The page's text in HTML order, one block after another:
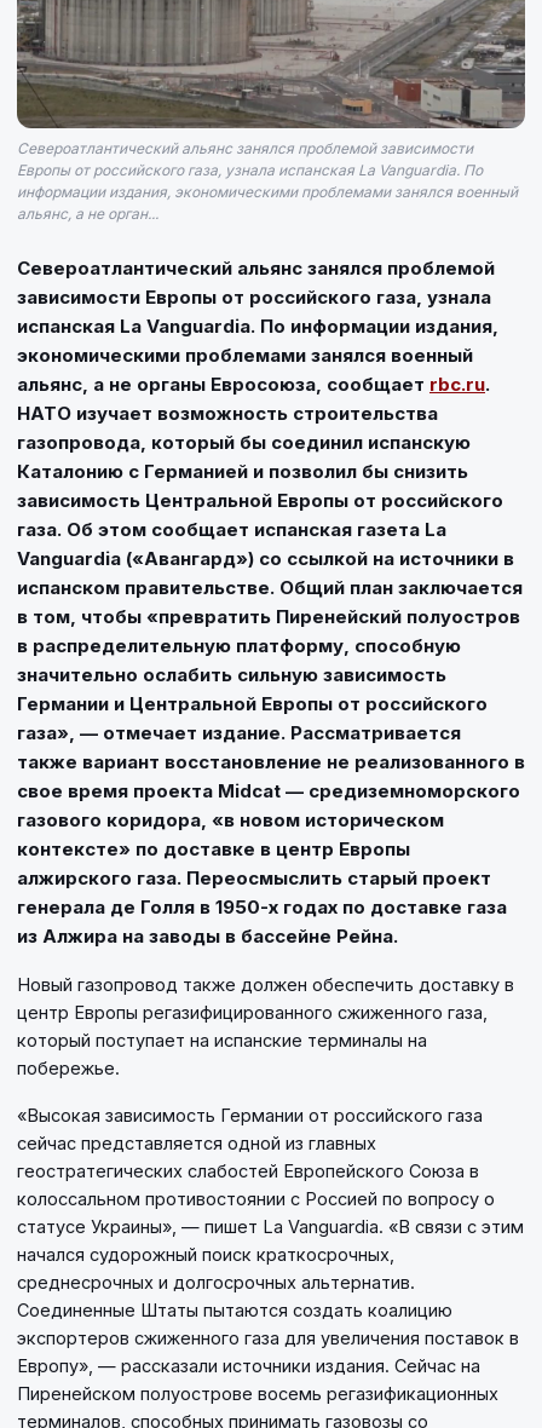
Североатлантический альянс занялся проблемой зависимости
Европы от российского газа, узнала испанская La Vanguardia. По
информации издания, экономическими проблемами занялся военный
альянс, а не орган...
Североатлантический альянс занялся проблемой
зависимости Европы от российского газа, узнала
испанская La Vanguardia. По информации издания,
экономическими проблемами занялся военный
альянс, а не органы Евросоюза, сообщает rbc.ru.
НАТО изучает возможность строительства
газопровода, который бы соединил испанскую
Каталонию с Германией и позволил бы снизить
зависимость Центральной Европы от российского
газа. Об этом сообщает испанская газета La
Vanguardia («Авангард») со ссылкой на источники в
испанском правительстве. Общий план заключается
в том, чтобы «превратить Пиренейский полуостров
в распределительную платформу, способную
значительно ослабить сильную зависимость
Германии и Центральной Европы от российского
газа», — отмечает издание. Рассматривается
также вариант восстановление не реализованного в
свое время проекта Midcat — средиземноморского
газового коридора, «в новом историческом
контексте» по доставке в центр Европы
алжирского газа. Переосмыслить старый проект
генерала де Голля в 1950-х годах по доставке газа
из Алжира на заводы в бассейне Рейна.
Новый газопровод также должен обеспечить доставку в
центр Европы регазифицированного сжиженного газа,
который поступает на испанские терминалы на
побережье.
«Высокая зависимость Германии от российского газа
сейчас представляется одной из главных
геостратегических слабостей Европейского Союза в
колоссальном противостоянии с Россией по вопросу о
статусе Украины», — пишет La Vanguardia. «В связи с этим
начался судорожный поиск краткосрочных,
среднесрочных и долгосрочных альтернатив.
Соединенные Штаты пытаются создать коалицию
экспортеров сжиженного газа для увеличения поставок в
Европу», — рассказали источники издания. Сейчас на
Пиренейском полуострове восемь регазификационных
терминалов, способных принимать газовозы со